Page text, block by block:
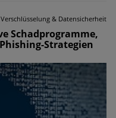
Verschlüsselung & Datensicherheit
Schadprogramme,
Strategien